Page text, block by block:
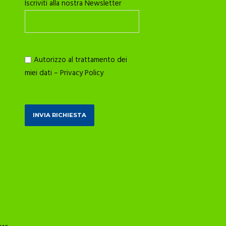
Iscriviti alla nostra Newsletter
Autorizzo al trattamento dei
miei dati – Privacy Policy